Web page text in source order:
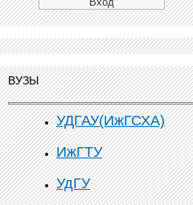
ВУЗЫ
УДГАУ(ИжГСХА)
ИжГТУ
УдГУ